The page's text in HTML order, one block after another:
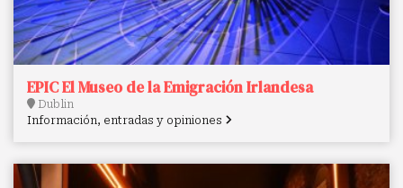
EPIC El Museo de la Emigración Irlandesa
Dublin
Información, entradas y opiniones